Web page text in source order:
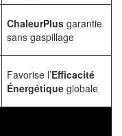
ChaleurPlus garantie
sans gaspillage
Favorise l’Efficacité
Énergétique globale